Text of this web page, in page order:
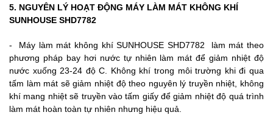
5. NGUYÊN LÝ HOẠT ĐỘNG MÁY LÀM MÁT KHÔNG KHÍ
SUNHOUSE SHD7782
- Máy làm mát không khí SUNHOUSE SHD7782
làm mát theo
phương pháp bay hơi nước tự nhiên làm mát để giảm nhiệt độ
nước xuống 23-24 độ C. Không khí trong môi trường khi đi qua
tấm làm mát sẽ giảm nhiệt độ theo nguyên lý truyền nhiệt, không
khí mang nhiệt sẽ truyền vào tấm giấy để giảm nhiệt độ quá trình
làm mát hoàn toàn tự nhiên nhưng hiệu quả.